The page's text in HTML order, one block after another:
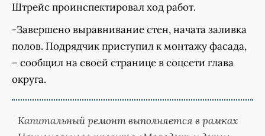
Штрейс проинспектировал ход работ.
-Завершено выравнивание стен, начата заливка
полов. Подрядчик приступил к монтажу фасада,
– сообщил на своей странице в соцсети глава
округа.
Капитальный ремонт выполняется в рамках